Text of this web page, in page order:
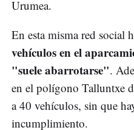
Urumea.
En esta misma red social
vehículos en el
"suele abarrotarse".
en el polígono Talluntxe
a 40 vehículos, sin que
incumplimiento.